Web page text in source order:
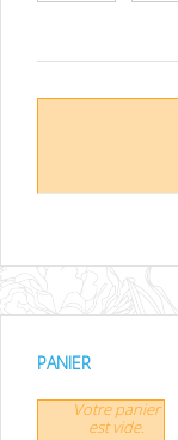
PANIER
Votre panier
est vide.